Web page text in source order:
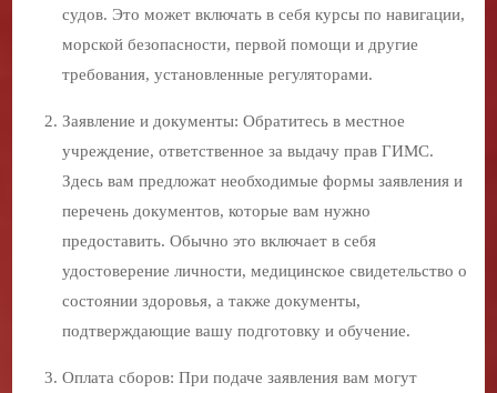
судов. Это может включать в себя курсы по навигации,
морской безопасности, первой помощи и другие
требования, установленные регуляторами.
Заявление и документы: Обратитесь в местное
учреждение, ответственное за выдачу прав ГИМС.
Здесь вам предложат необходимые формы заявления и
перечень документов, которые вам нужно
предоставить. Обычно это включает в себя
удостоверение личности, медицинское свидетельство о
состоянии здоровья, а также документы,
подтверждающие вашу подготовку и обучение.
Оплата сборов: При подаче заявления вам могут